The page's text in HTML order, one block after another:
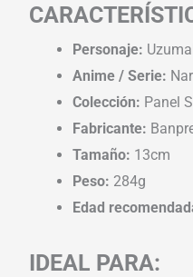
Personaje:
Anime / Serie:
Colección: Panel
Fabricante:
Tamaño: 13cm
Peso: 284g
Edad
IDEAL PARA: